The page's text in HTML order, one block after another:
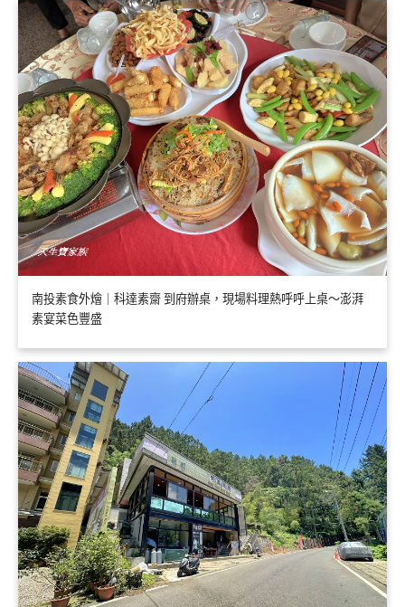
南投素食外燴｜科達素齋 到府辦桌，現場料理熱呼呼上桌～澎湃
素宴菜色豐盛